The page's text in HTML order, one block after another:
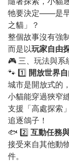
牠要決定——是早
之貓」？
整個故事沒有強
而是以玩家自由
🎮 三、玩法與系
🐾 1️⃣ 開放世界
城市是開放式的
小貓能穿過狹窄
支援「高處探索
追逐鴿子！
🐟 2️⃣ 互動任務
接受來自其他動
件。